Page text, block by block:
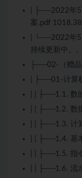
| ├──2022年
案.pdf
| └──2022年
持续更新中。
├──02-（赠
| ├──01-计算
| | ├──1.1. 数
| | ├──1.2. 数
| | ├──1.3. 计
| | ├──1.4. 基
| | ├──1.5. 指
| | ├──1.6. 流